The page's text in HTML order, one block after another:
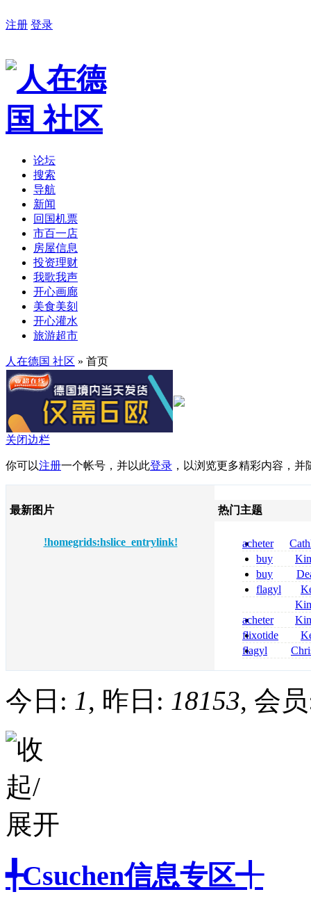
注册 登录
论坛
搜索
导航
新闻
回国机票
市百一店
房屋信息
投资理财
我歌我声
开心画廊
美食美刻
开心灌水
旅游超市
人在德国 社区 » 首页
关闭边栏
你可以注册一个帐号，并以此登录 ，以浏览更多精彩内容，
最新图片
!homegrids:hslice_entrylink!
热门主题
acheter
dapsone site
buy
zolpidem usa
buy
pregabalin
pregabalin
flagyl
online
bestellen
nolvadex
nolvadex
acheter
celebrex
flixotide
junior kaufen
flagyl
今日: 1, 昨日: 18153, 会
╃Csuchen信息专区╃